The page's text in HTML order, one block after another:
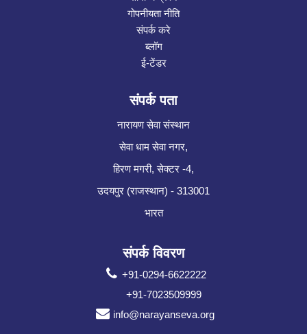
गोपनीयता नीति
संपर्क करे
ब्लॉग
ई-टेंडर
संपर्क पता
नारायण सेवा संस्थान
सेवा धाम सेवा नगर,
हिरण मगरी, सेक्टर -4,
उदयपुर (राजस्थान) - 313001
भारत
संपर्क विवरण
+91-0294-6622222
+91-7023509999
info@narayanseva.org